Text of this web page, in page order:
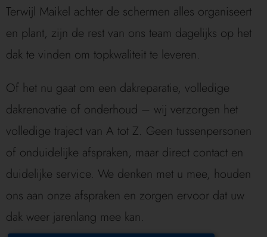
Terwijl Maikel achter de schermen alles organiseert
en plant, zijn de rest van ons team dagelijks op het
dak te vinden om topkwaliteit te leveren.
Of het nu gaat om een dakreparatie, volledige
dakrenovatie of onderhoud – wij verzorgen het
volledige traject van A tot Z. Geen tussenpersonen
of onduidelijke afspraken, maar direct contact en
duidelijke service. We denken met u mee, houden
ons aan onze afspraken en zorgen ervoor dat uw
dak weer jarenlang mee kan.